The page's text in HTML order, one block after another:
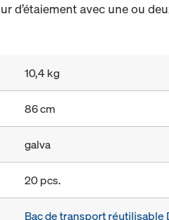
d’étaiement avec une ou
10,4 kg
86 cm
galva
20 pcs.
Bac de transport réutilisable